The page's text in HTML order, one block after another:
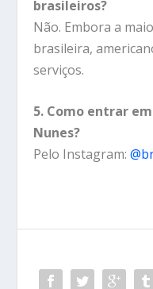
brasileiros?
Não. Embora a
brasileira,
serviços.
5. Como entrar
Nunes?
Pelo Instagram: